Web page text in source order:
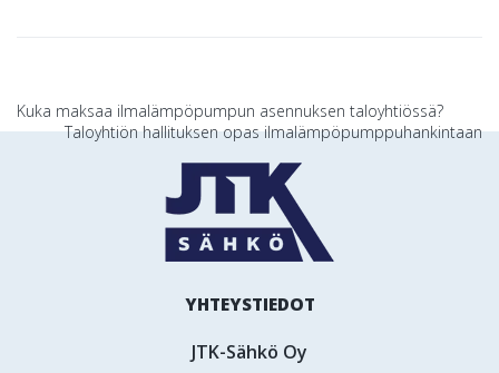
Artikkelien
selaus
Kuka maksaa ilmalämpöpumpun asennuksen taloyhtiössä?
Taloyhtiön hallituksen opas ilmalämpöpumppuhankintaan
YHTEYSTIEDOT
JTK-Sähkö Oy